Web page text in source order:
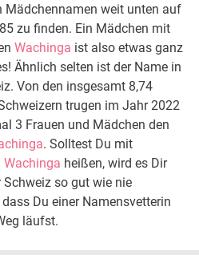
Mädchennamen weit unten auf
zu finden. Ein Mädchen mit
Wachinga ist also etwas ganz
Ähnlich selten ist der Name in
Von den insgesamt 8,74
trugen im Jahr 2022
3 Frauen und Mädchen den
. Solltest Du mit
Wachinga heißen, wird es Dir
Schweiz so gut wie nie
dass Du einer Namensvetterin
läufst.